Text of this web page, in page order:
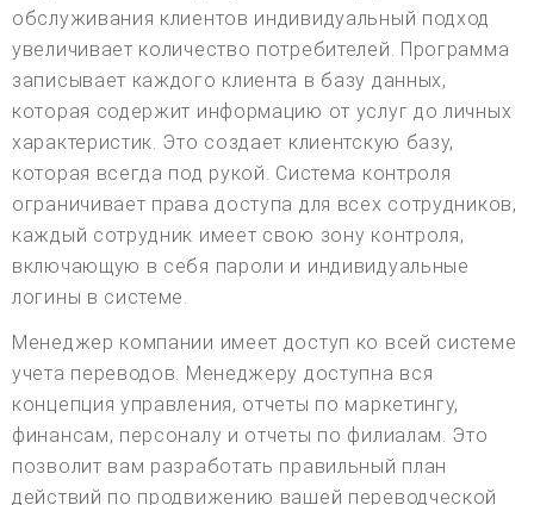
обслуживания клиентов индивидуальный подход
увеличивает количество потребителей. Программа
записывает каждого клиента в базу данных,
которая содержит информацию от услуг до личных
характеристик. Это создает клиентскую базу,
которая всегда под рукой. Система контроля
ограничивает права доступа для всех сотрудников,
каждый сотрудник имеет свою зону контроля,
включающую в себя пароли и индивидуальные
логины в системе.
Менеджер компании имеет доступ ко всей системе
учета переводов. Менеджеру доступна вся
концепция управления, отчеты по маркетингу,
финансам, персоналу и отчеты по филиалам. Это
позволит вам разработать правильный план
действий по продвижению вашей переводческой